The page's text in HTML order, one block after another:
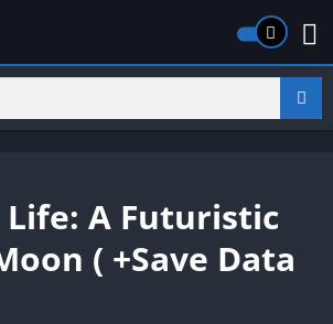
A Futuristic
( +Save Data